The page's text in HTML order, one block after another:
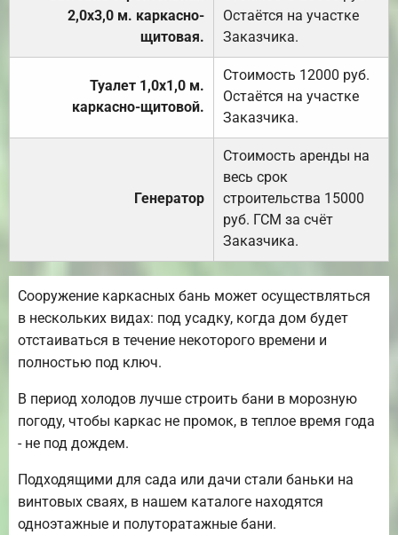
2,0х3,0 м. каркасно-
щитовая.
Остаётся на участке
Заказчика.
Туалет 1,0х1,0 м.
каркасно-щитовой.
Стоимость 12000 руб.
Остаётся на участке
Заказчика.
Генератор
Стоимость аренды на
весь срок
строительства 15000
руб. ГСМ за счёт
Заказчика.
Сооружение каркасных бань может осуществляться
в нескольких видах: под усадку, когда дом будет
отстаиваться в течение некоторого времени и
полностью под ключ.
В период холодов лучше строить бани в морозную
погоду, чтобы каркас не промок, в теплое время года
- не под дождем.
Подходящими для сада или дачи стали баньки на
винтовых сваях, в нашем каталоге находятся
одноэтажные и полуторатажные бани.